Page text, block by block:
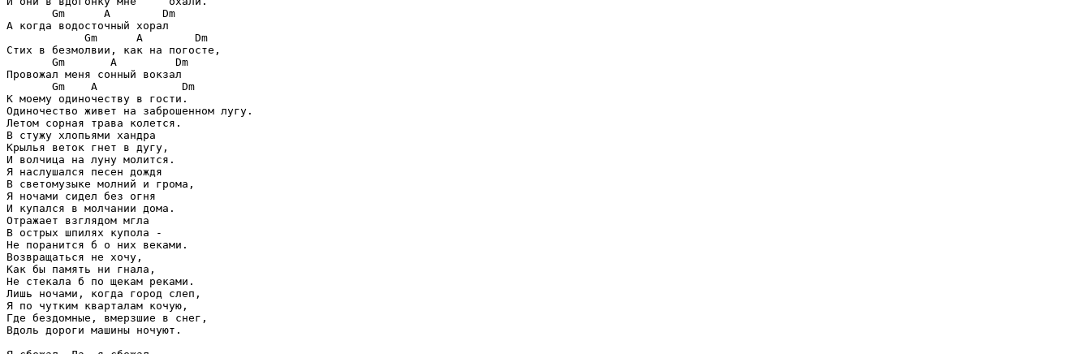
       Gm      A        Dm
            Gm      A        Dm
       Gm       A         Dm
       Gm    A             Dm
К моему одиночеству в гости.
Одиночество живет на заброшенном лугу.
Летом сорная трава колется.
В стужу хлопьями хандра
Крылья веток гнет в дугу,
И волчица на луну молится.
Я наслушался песен дождя
В светомузыке молний и грома,
Я ночами сидел без огня
И купался в молчании дома.
Отражает взглядом мгла
В острых шпилях купола -
Не поранится б о них веками.
Возвращаться не хочу,
Как бы память ни гнала,
Не стекала б по щекам реками.
Лишь ночами, когда город слеп,
Я по чутким кварталам кочую,
Где бездомные, вмерзшие в снег,
Вдоль дороги машины ночуют.